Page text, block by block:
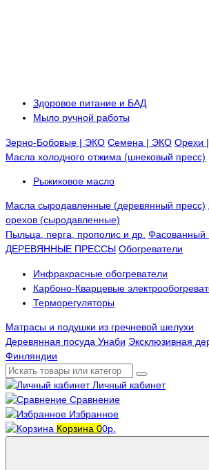
Здоровое питание и БАД
Мыло ручной работы
Зерно-Бобовые | ЭКО Семена | ЭКО Орехи
Масла холодного отжима (шнековый пресс)
Рыжиковое масло
Масла сыродавленные (деревянный пресс)
орехов (сыродавленные)
Пыльца, перга, прополис и др. Фасованный
ДЕРЕВЯННЫЕ ПРЕССЫ Обогреватели
Инфракрасные обогреватели
Карбоно-Кварцевые
Терморегуляторы
Матрасы и подушки из гречневой шелухи
Деревянная посуда Унаби Эксклюзивная
Финляндии
Личный кабинет
Сравнение
Избранное
Корзина 00р.